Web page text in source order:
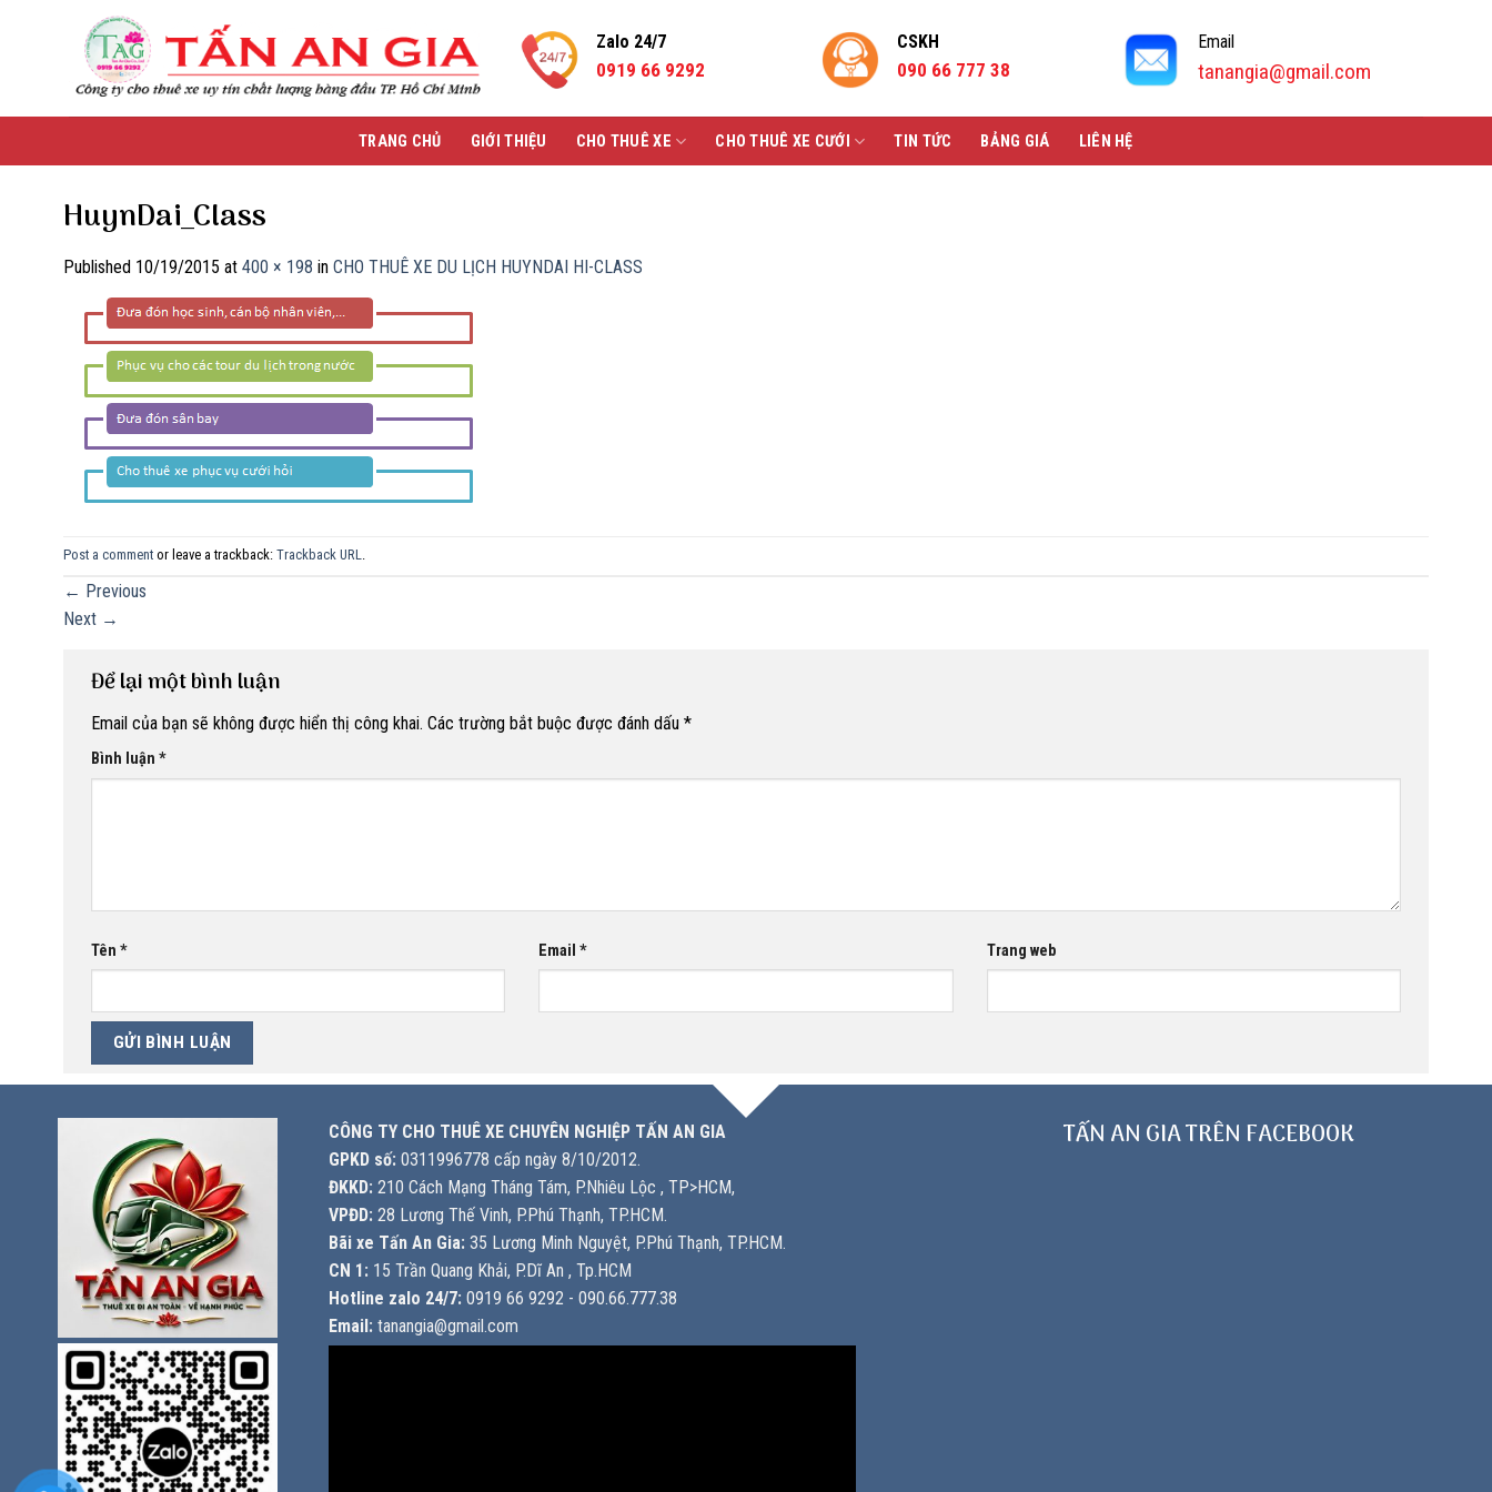
Zalo 24/7
0919 66 9292
CSKH
090 66 777 38
Email
tanangia@gmail.com
TRANG CHỦ GIỚI THIỆU CHO THUÊ XE CHO THUÊ XE CƯỚI TIN TỨC BẢNG GIÁ LIÊN HỆ
HuynDai_Class
Published 10/19/2015 at 400 × 198 in CHO THUÊ XE DU LỊCH HUYNDAI HI-CLASS
Post a comment or leave a trackback: Trackback URL
← Previous
Next →
Để lại một bình luận
Email của bạn sẽ không được hiển thị công khai. Các trường bắt buộc được đánh dấu *
Bình luận *
Tên * Email* Trang web
CÔNG TY CHO THUÊ XE CHUYÊN NGHIỆP TẤN AN GIA
GPKD số: 0311996778 cấp ngày 8/10/2012.
ĐKKD: 210 Cách Mạng Tháng Tám, P.Nhiêu Lộc , TP>HCM,
VPĐD: 28 Lương Thế Vinh, P.Phú Thạnh, TP.HCM.
Bãi xe Tấn An Gia: 35 Lương Minh Nguyệt, P.Phú Thạnh, TP.HCM.
CN 1: 15 Trần Quang Khải, P.Dĩ An , Tp.HCM
Hotline zalo 24/7: 0919 66 9292 - 090.66.777.38
Email: tanangia@gmail.com
TẤN AN GIA TRÊN FACEBOOK